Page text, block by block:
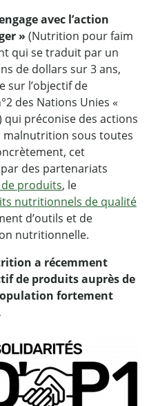
avec l’action
» (Nutrition pour faim
qui se traduit par un
de dollars sur 3 ans,
sur l’objectif de
des Nations Unies «
qui préconise des actions
sous toutes
cet
des partenariats
produits, le
nutritionnels de qualité
d’outils et de
nutritionnelle.
a récemment
de produits auprès de
fortement